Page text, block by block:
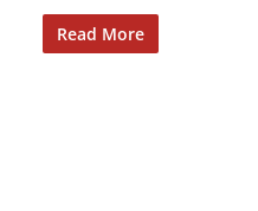
Read More